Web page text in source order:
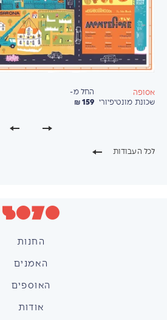
אסופה
שכונת מונטיפיורי
החל מ-
159 ₪
לכל העבודות
החנות
האמנים
האוספים
אודות